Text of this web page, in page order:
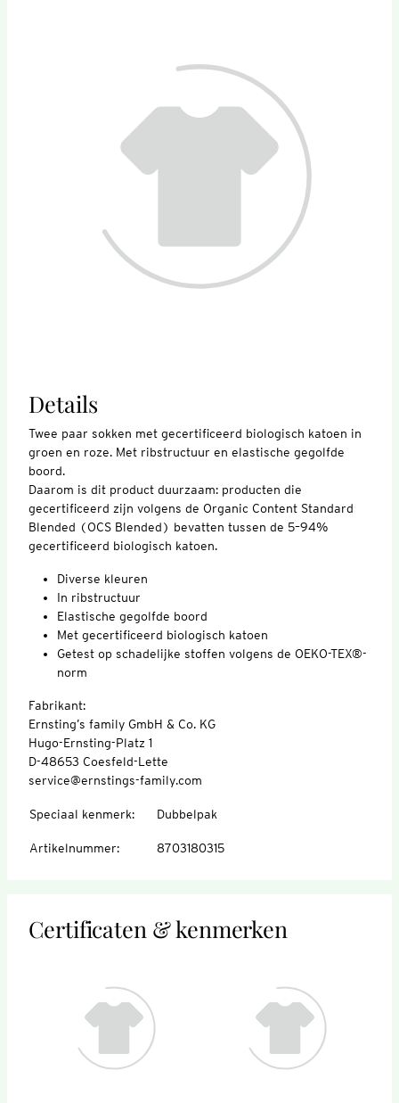
Details
Twee paar sokken met gecertificeerd biologisch katoen in
groen en roze. Met ribstructuur en elastische gegolfde
boord.
Daarom is dit product duurzaam: producten die
gecertificeerd zijn volgens de Organic Content Standard
Blended (OCS Blended) bevatten tussen de 5–94%
gecertificeerd biologisch katoen.
Diverse kleuren
In ribstructuur
Elastische gegolfde boord
Met gecertificeerd biologisch katoen
Getest op schadelijke stoffen volgens de OEKO-TEX®-
norm
Fabrikant:
Ernsting’s family GmbH & Co. KG
Hugo-Ernsting-Platz 1
D-48653 Coesfeld-Lette
service@ernstings-family.com
Speciaal kenmerk: Dubbelpak
Artikelnummer: 8703180315
Certificaten & kenmerken